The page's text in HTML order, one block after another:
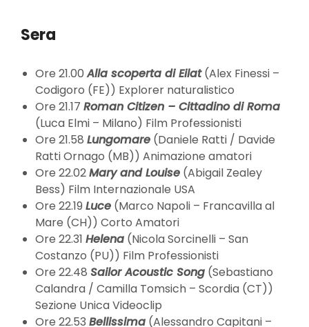
Sera
Ore 21.00Alla scoperta di Eilat(Alex Finessi –
Codigoro (FE)) Explorer naturalistico
Ore 21.17 Roman Citizen – Cittadino di Roma
(Luca Elmi – Milano) Film Professionisti
Ore 21.58 Lungomare (Daniele Ratti / Davide
Ratti Ornago (MB)) Animazione amatori
Ore 22.02Mary and Louise (Abigail Zealey
Bess) Film Internazionale USA
Ore 22.19 Luce (Marco Napoli – Francavilla al
Mare (CH)) Corto Amatori
Ore 22.31 Helena (Nicola Sorcinelli – San
Costanzo (PU)) Film Professionisti
Ore 22.48 Sailor Acoustic Song (Sebastiano
Calandra / Camilla Tomsich – Scordia (CT))
Sezione Unica Videoclip
Ore 22.53 Bellissima (Alessandro Capitani –